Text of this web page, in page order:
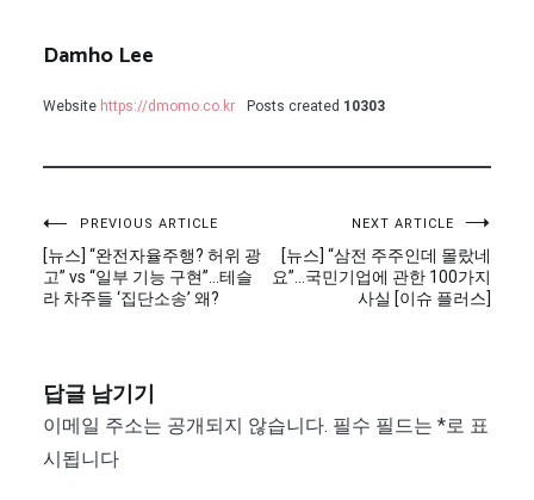
Damho Lee
Website https://dmomo.co.kr Posts created 10303
글
탐
색
PREVIOUS ARTICLE
[뉴스] “완전자율주행? 허위 광
고” vs “일부 기능 구현”…테슬
라 차주들 ‘집단소송’ 왜?
NEXT ARTICLE
[뉴스] “삼전 주주인데 몰랐네
요”…국민기업에 관한 100가지
사실 [이슈 플러스]
답글 남기기
이메일 주소는 공개되지 않습니다. 필수 필드는 *로 표
시됩니다